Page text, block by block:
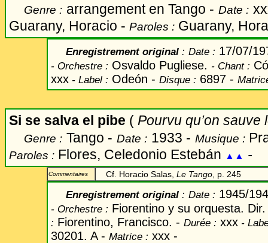
Genre : arrangement en Tango - Date :
Guarany, Horacio - Paroles : Guarany,
Enregistrement original : Date : 17/07/
- Orchestre : Osvaldo Pugliese. - Chant:
xxx - Label : Odeón - Disque : 6897 -
Si se salva el pibe ( Pourvu qu’on sauve
Genre : Tango - Date : 1933 - Musique :
Paroles : Flores, Celedonio Estebán ▲▲ -
Commentaires Cf. Horacio Salas, Le Tango , p. 245
Enregistrement original : Date : 1945/
- Orchestre : Fiorentino y su orquesta.
: Fiorentino, Francisco. - Durée : xxx -
30201. A - Matrice : xxx -